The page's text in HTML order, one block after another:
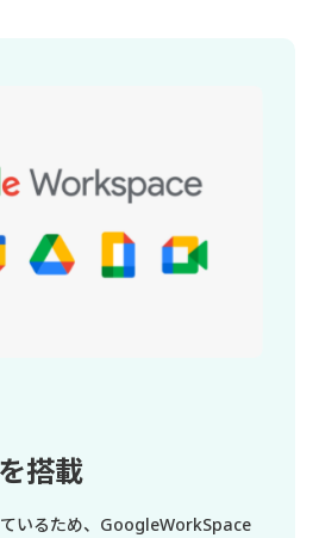
搭載
いるため、GoogleWorkSpace